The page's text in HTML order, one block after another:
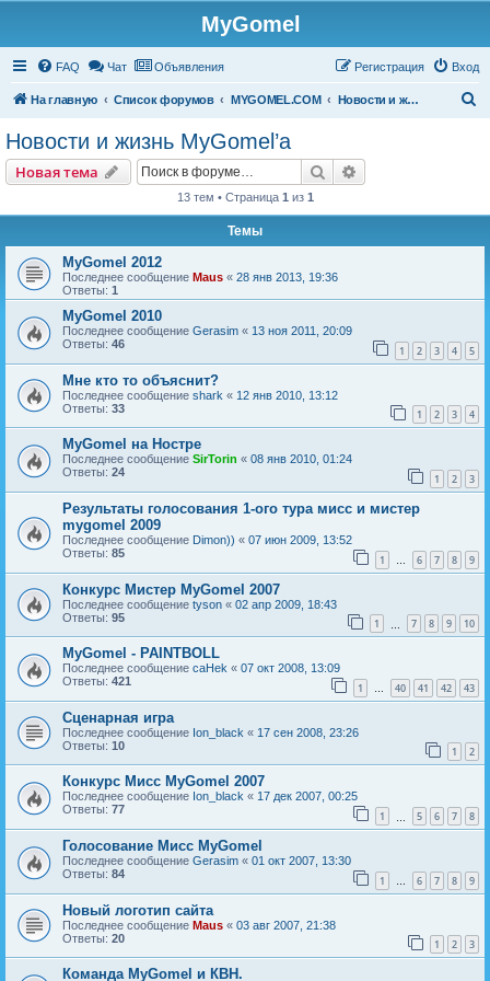
MyGomel
FAQ Чат Объявления Вход
Регистрация
На главную Список форумов MYGOMEL.COM Новости и жизнь MyGomel’a
Новости и жизнь MyGomel’a
Новая тема
Новаятема Поиск
13 тем • Страница 1 из 1
Темы
MyGomel 2012
Последнее сообщение Maus « 28 янв 2013, 19:36
Ответы: 1
MyGomel 2010
Последнее сообщение Gerasim « 13 ноя 2011, 20:09
Ответы: 46 1 2 3 4 5
Мне кто то объяснит?
Последнее сообщение shark « 12 янв 2010, 13:12
Ответы: 33 1 2 3 4
MyGomel на Ностре
Последнее сообщение SirTorin « 08 янв 2010, 01:24
Ответы: 24 1 2 3
Результаты голосования 1-ого тура мисс и мистер
mygomel 2009
Последнее сообщение Dimon)) « 07 июн 2009, 13:52
Ответы: 85 1 … 6 7 8 9
Конкурс Мистер MyGomel 2007
Последнее сообщение tyson « 02 апр 2009, 18:43
Ответы: 95 1 7 8 9 10
MyGomel - PAINTBOLL
Последнее сообщение caHek « 07 окт 2008, 13:09
Ответы: 421 1 … 40 41 42 43
Сценарная игра
Последнее сообщение Ion_black « 17 сен 2008, 23:26
Ответы: 10 1 2
Конкурс Мисс MyGomel 2007
Последнее сообщение Ion_black « 17 дек 2007, 00:25
Ответы: 77 1 5 6 7 8
Голосование Мисс MyGomel
Последнее сообщение Gerasim « 01 окт 2007, 13:30
Ответы: 84 1 … 6 7 8 9
Новый логотип сайта
Последнее сообщение Maus « 03 авг 2007, 21:38
Ответы: 20 1 2 3
Команда MyGomel и КВН.